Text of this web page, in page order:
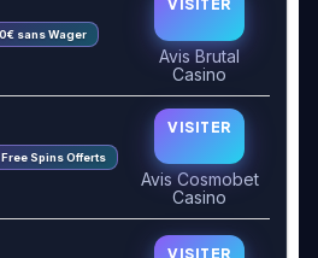
sans Wager
VISITER
Avis Brutal
Casino
Spins Offerts
VISITER
Avis Cosmobet
Casino
VISITER